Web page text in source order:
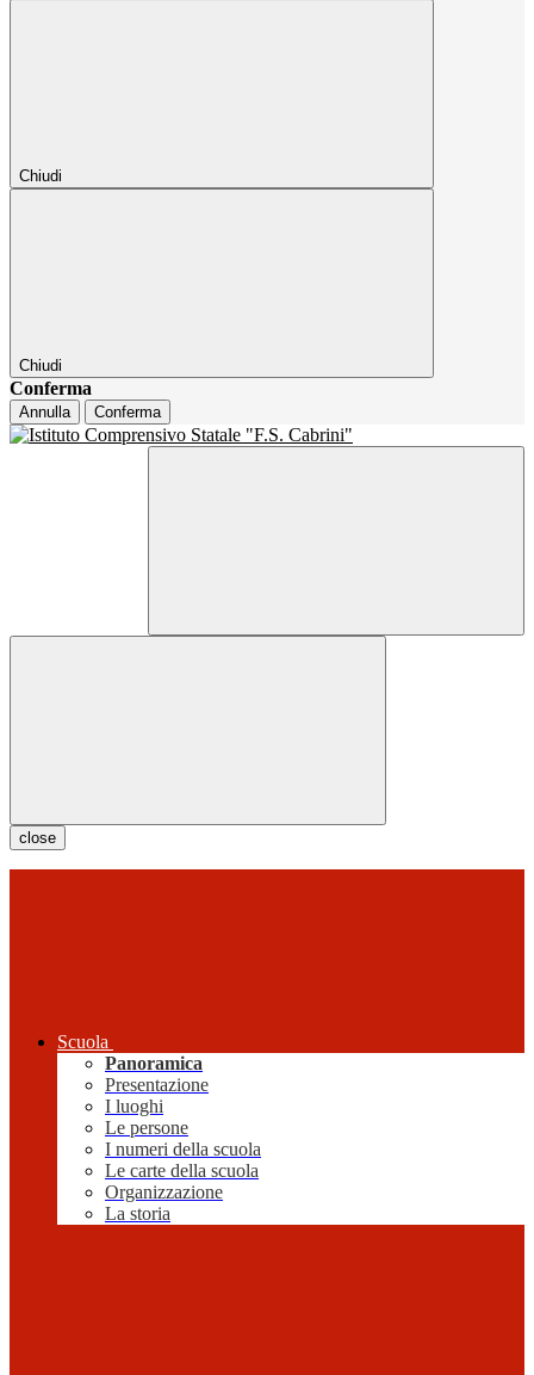
Chiudi
Chiudi
Conferma
Annulla Conferma
close
Scuola
Panoramica
Presentazione
I luoghi
Le persone
I numeri della scuola
Le carte della scuola
Organizzazione
La storia